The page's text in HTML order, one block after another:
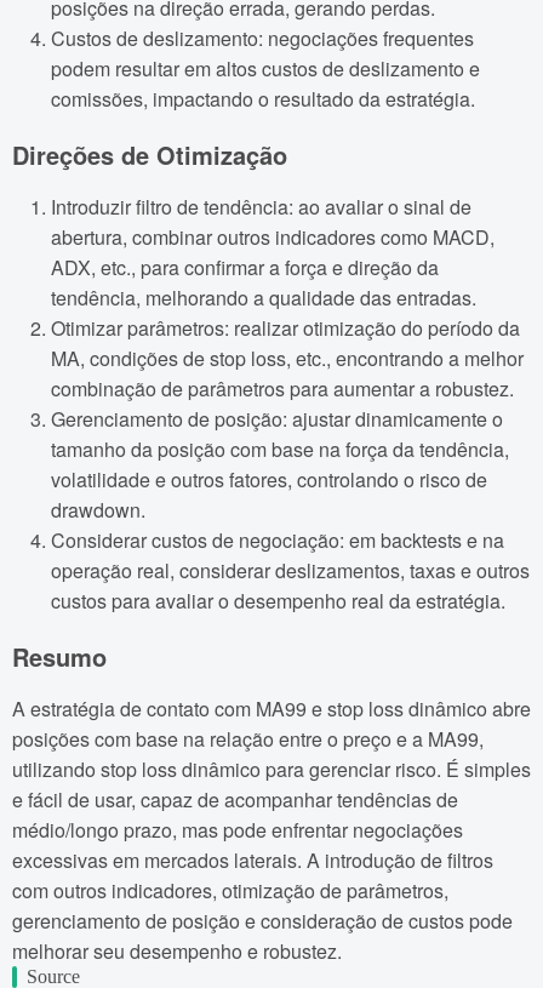
posições na direção errada, gerando perdas.
Custos de deslizamento: negociações frequentes
podem resultar em altos custos de deslizamento e
comissões, impactando o resultado da estratégia.
Direções de Otimização
Introduzir filtro de tendência: ao avaliar o sinal de
abertura, combinar outros indicadores como MACD,
ADX, etc., para confirmar a força e direção da
tendência, melhorando a qualidade das entradas.
Otimizar parâmetros: realizar otimização do período da
MA, condições de stop loss, etc., encontrando a melhor
combinação de parâmetros para aumentar a robustez.
Gerenciamento de posição: ajustar dinamicamente o
tamanho da posição com base na força da tendência,
volatilidade e outros fatores, controlando o risco de
drawdown.
Considerar custos de negociação: em backtests e na
operação real, considerar deslizamentos, taxas e outros
custos para avaliar o desempenho real da estratégia.
Resumo
A estratégia de contato com MA99 e stop loss dinâmico abre
posições com base na relação entre o preço e a MA99,
utilizando stop loss dinâmico para gerenciar risco. É simples
e fácil de usar, capaz de acompanhar tendências de
médio/longo prazo, mas pode enfrentar negociações
excessivas em mercados laterais. A introdução de filtros
com outros indicadores, otimização de parâmetros,
gerenciamento de posição e consideração de custos pode
melhorar seu desempenho e robustez.
Source